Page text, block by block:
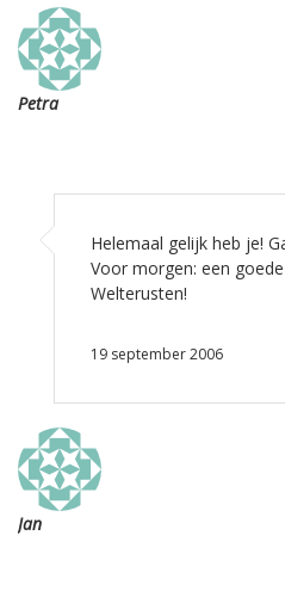
Petra
Helemaal gelijk heb je!
Voor morgen: een
Welterusten!
19 september 2006
Jan